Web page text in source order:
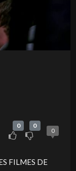
0 0
0
FILMES DE